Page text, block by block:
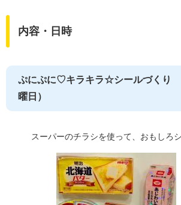
内容・日時
ぷにぷに♡キラキラ☆シールづく
曜日）
スーパーのチラシを使って、おもしろシ